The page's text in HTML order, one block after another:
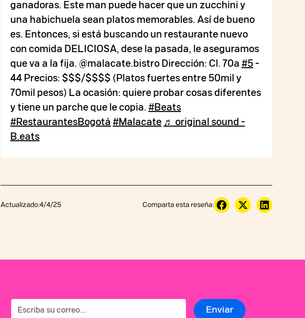
ganadoras. Este man puede hacer que un zucchini y
una habichuela sean platos memorables. Así de bueno
es. Entonces, si está buscando un restaurante nuevo
con comida DELICIOSA, dese la pasada, le aseguramos
que va a la fija. @malacate.bistro Dirección: Cl. 70a #5 -
44 Precios: $$$/$$$$ (Platos fuertes entre 50mil y
70mil pesos) La ocasión: quiere probar cosas diferentes
y tiene un parche que le copia. #Beats
#RestaurantesBogotá #Malacate ♬ original sound -
B.eats
Actualizado:4/4/25 Comparta esta reseña: